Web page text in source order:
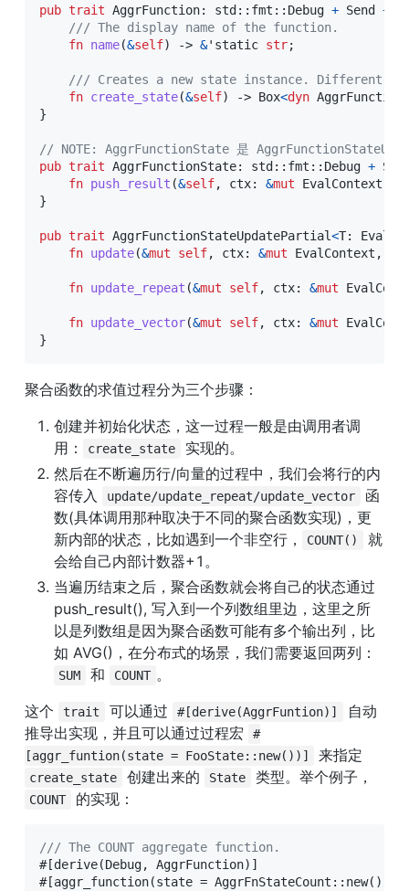
pub trait AggrFunction: std :: fmt :: Debug + Send +
/// The display name of the function.
fn name(&self) -> &'static str;
/// Creates a new state instance. Different
fn create_state(&self) -> Box<dyn
}
// NOTE: AggrFunctionState 是
pub trait AggrFunctionState: std :: fmt :: Debug +
fn push_result (&self, ctx: &mut EvalContext
}
pub trait AggrFunctionStateUpdatePartial<T:
fn update(&mut self, ctx: &mut EvalContext ,
fn update_repeat (&mut self, ctx: &mut
fn update_vector(&mut self, ctx: &mut
}
聚合函数的求值过程分为三个步骤：
创建并初始化状态，这一过程一般是由调用者调
用：
create_state
实现的。
然后在不断遍历行/向量的过程中，我们会将行的内
容传入
update/update_repeat/update_vector
函
数(具体调用那种取决于不同的聚合函数实现)，更
新内部的状态，比如遇到一个非空行，
COUNT()
就
会给自己内部计数器+1。
当遍历结束之后，聚合函数就会将自己的状态通过
push_result(), 写入到一个列数组里边，这里之所
以是列数组是因为聚合函数可能有多个输出列，比
如 AVG()，在分布式的场景，我们需要返回两列：
SUM 和 COUNT 。
这个
trait 可以通过 #[derive(AggrFuntion)]
自动
推导出实现，并且可以通过过程宏
#
[aggr_funtion(state = FooState::new())]
create_state 创建出来的 State 类型。举个例子，
COUNT 的实现：
/// The COUNT aggregate function.
#[derive(Debug, AggrFunction)]
#[aggr_function(state = AggrFnStateCount::new())]